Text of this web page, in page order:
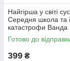
Найгірша у світі
Середня школа та
катастрофи Ванда
Готово до
399 ₴